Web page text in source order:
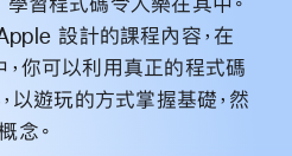
習程式碼令人樂在其中。
設計的課程內容，在
，你可以利用真正的程式碼
以遊玩的方式掌握基礎，然
念。